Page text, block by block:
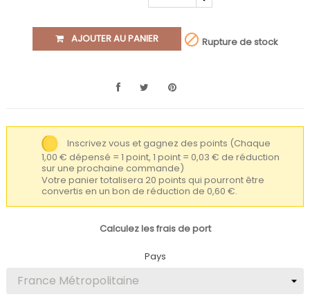
AJOUTER AU PANIER  Rupture de stock
Inscrivez vous et gagnez des points (Chaque
1,00 € dépensé = 1 point, 1 point = 0,03 € de réduction
sur une prochaine commande)
Votre panier totalisera 20 points qui pourront être
convertis en un bon de réduction de 0,60 €.
Calculez les frais de port
Pays